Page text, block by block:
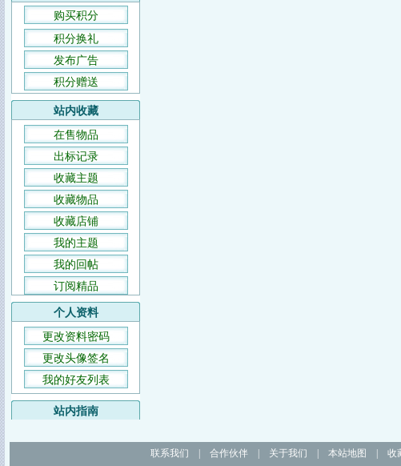
购买积分
积分换礼
发布广告
积分赠送
站内收藏
在售物品
出标记录
收藏主题
收藏物品
收藏店铺
我的主题
我的回帖
订阅精品
个人资料
更改资料密码
更改头像签名
我的好友列表
站内指南
联系我们 合作伙伴 关于我们 本站地图 收